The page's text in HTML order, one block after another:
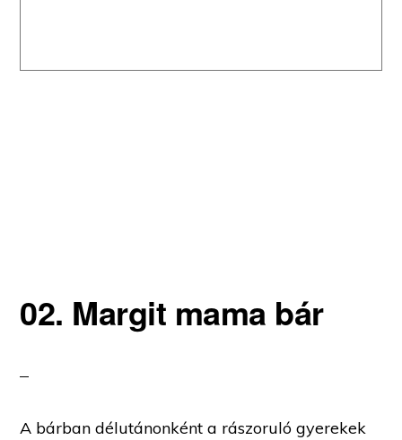
02. Margit mama bár
A bárban délutánonként a rászoruló gyerekek